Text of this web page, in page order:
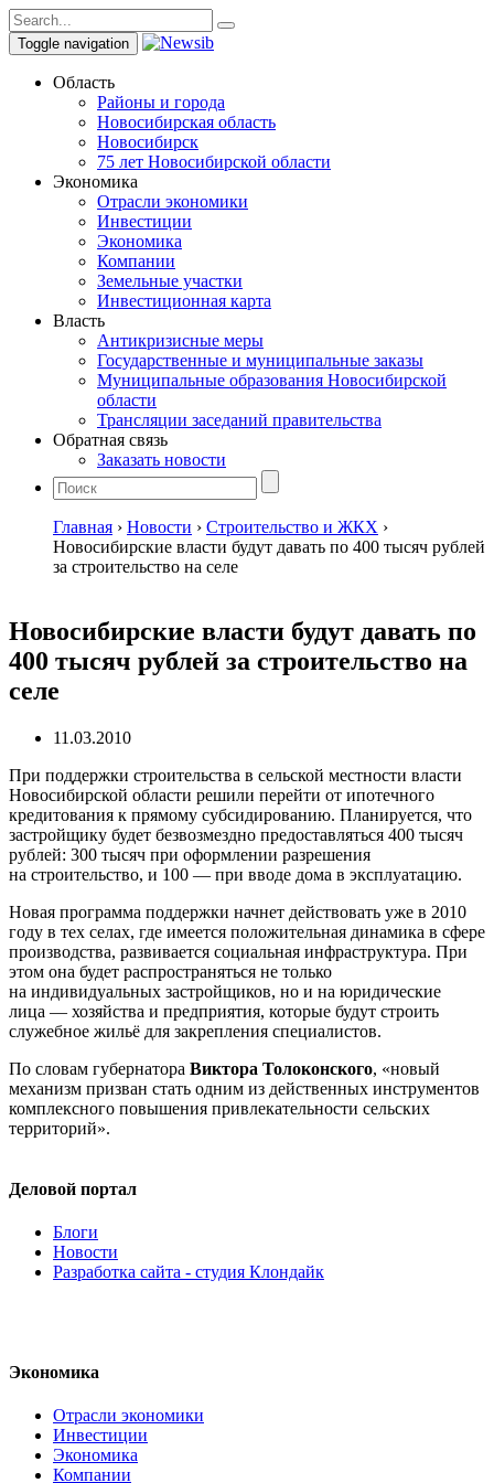
Toggle navigation
Область
Районы и города
Новосибирская область
Новосибирск
75 лет Новосибирской области
Экономика
Отрасли экономики
Инвестиции
Экономика
Компании
Земельные участки
Инвестиционная карта
Власть
Антикризисные меры
Государственные и муниципальные заказы
Муниципальные образования Новосибирской
области
Трансляции заседаний правительства
Обратная связь
Заказать новости
Главная › Новости › Строительство и ЖКХ ›
Новосибирские власти будут давать по 400 тысяч рублей
за строительство на селе
Новосибирские власти будут давать по
400 тысяч рублей за строительство на
селе
11.03.2010
При поддержки строительства в сельской местности власти
Новосибирской области решили перейти от ипотечного
кредитования к прямому субсидированию. Планируется, что
застройщику будет безвозмездно предоставляться 400 тысяч
рублей: 300 тысяч при оформлении разрешения
на строительство, и 100 — при вводе дома в эксплуатацию.
Новая программа поддержки начнет действовать уже в 2010
году в тех селах, где имеется положительная динамика в сфере
производства, развивается социальная инфраструктура. При
этом она будет распространяться не только
на индивидуальных застройщиков, но и на юридические
лица — хозяйства и предприятия, которые будут строить
служебное жильё для закрепления специалистов.
По словам губернатора Виктора Толоконского, «новый
механизм призван стать одним из действенных инструментов
комплексного повышения привлекательности сельских
территорий».
Деловой портал
Блоги
Новости
Разработка сайта - студия Клондайк
Экономика
Отрасли экономики
Инвестиции
Экономика
Компании